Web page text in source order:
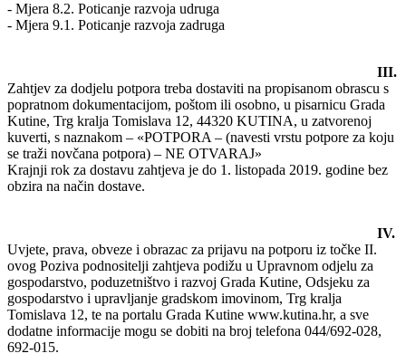
- Mjera 8.2. Poticanje razvoja udruga
- Mjera 9.1. Poticanje razvoja zadruga
III.
Zahtjev za dodjelu potpora treba dostaviti na propisanom obrascu s
popratnom dokumentacijom, poštom ili osobno, u pisarnicu Grada
Kutine, Trg kralja Tomislava 12, 44320 KUTINA, u zatvorenoj
kuverti, s naznakom – «POTPORA – (navesti vrstu potpore za koju
se traži novčana potpora) – NE OTVARAJ»
Krajnji rok za dostavu zahtjeva je do 1. listopada 2019. godine bez
obzira na način dostave.
IV.
Uvjete, prava, obveze i obrazac za prijavu na potporu iz točke II.
ovog Poziva podnositelji zahtjeva podižu u Upravnom odjelu za
gospodarstvo, poduzetništvo i razvoj Grada Kutine, Odsjeku za
gospodarstvo i upravljanje gradskom imovinom, Trg kralja
Tomislava 12, te na portalu Grada Kutine www.kutina.hr, a sve
dodatne informacije mogu se dobiti na broj telefona 044/692-028,
692-015.